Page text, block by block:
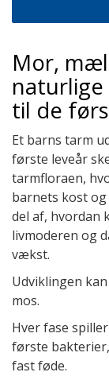
Mor,
til de
Et barns tarm
første leveår
tarmfloraen,
barnets kost
del af, hvordan
livmoderen og
vækst.
Udviklingen
mos.
Hver fase
første
fast føde.